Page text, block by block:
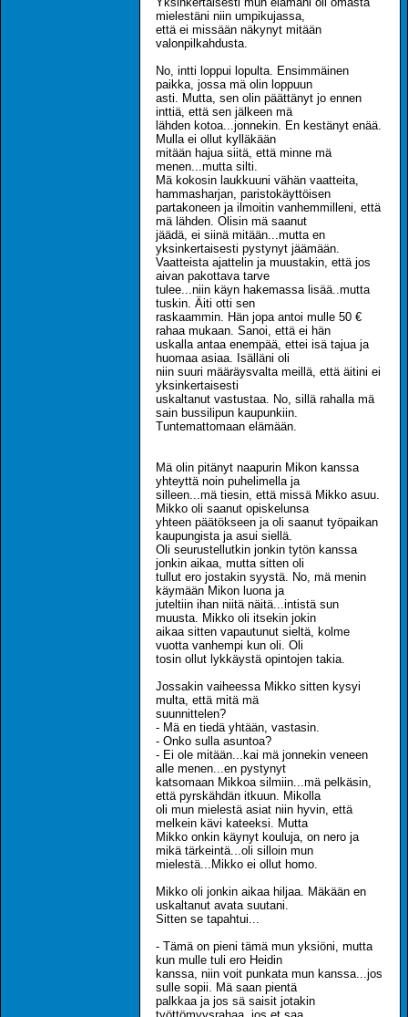
mielestäni niin umpikujassa,
että ei missään näkynyt mitään
valonpilkahdusta.
No, intti loppui lopulta. Ensimmäinen
paikka, jossa mä olin loppuun
asti. Mutta, sen olin päättänyt jo ennen
inttiä, että sen jälkeen mä
lähden kotoa...jonnekin. En kestänyt enää.
Mulla ei ollut kylläkään
mitään hajua siitä, että minne mä
menen...mutta silti.
Mä kokosin laukkuuni vähän vaatteita,
hammasharjan, paristokäyttöisen
partakoneen ja ilmoitin vanhemmilleni, että
mä lähden. Olisin mä saanut
jäädä, ei siinä mitään...mutta en
yksinkertaisesti pystynyt jäämään.
Vaatteista ajattelin ja muustakin, että jos
aivan pakottava tarve
tulee...niin käyn hakemassa lisää..mutta
tuskin. Äiti otti sen
raskaammin. Hän jopa antoi mulle 50 €
rahaa mukaan. Sanoi, että ei hän
uskalla antaa enempää, ettei isä tajua ja
huomaa asiaa. Isälläni oli
niin suuri määräysvalta meillä, että äitini ei
yksinkertaisesti
uskaltanut vastustaa. No, sillä rahalla mä
sain bussilipun kaupunkiin.
Tuntemattomaan elämään.
Mä olin pitänyt naapurin Mikon kanssa
yhteyttä noin puhelimella ja
silleen...mä tiesin, että missä Mikko asuu.
Mikko oli saanut opiskelunsa
yhteen päätökseen ja oli saanut työpaikan
kaupungista ja asui siellä.
Oli seurustellutkin jonkin tytön kanssa
jonkin aikaa, mutta sitten oli
tullut ero jostakin syystä. No, mä menin
käymään Mikon luona ja
juteltiin ihan niitä näitä...intistä sun
muusta. Mikko oli itsekin jokin
aikaa sitten vapautunut sieltä, kolme
vuotta vanhempi kun oli. Oli
tosin ollut lykkäystä opintojen takia.
Jossakin vaiheessa Mikko sitten kysyi
multa, että mitä mä
suunnittelen?
- Mä en tiedä yhtään, vastasin.
- Onko sulla asuntoa?
- Ei ole mitään...kai mä jonnekin veneen
alle menen...en pystynyt
katsomaan Mikkoa silmiin...mä pelkäsin,
että pyrskähdän itkuun. Mikolla
oli mun mielestä asiat niin hyvin, että
melkein kävi kateeksi. Mutta
Mikko onkin käynyt kouluja, on nero ja
mikä tärkeintä...oli silloin mun
mielestä...Mikko ei ollut homo.
Mikko oli jonkin aikaa hiljaa. Mäkään en
uskaltanut avata suutani.
Sitten se tapahtui...
- Tämä on pieni tämä mun yksiöni, mutta
kun mulle tuli ero Heidin
kanssa, niin voit punkata mun kanssa...jos
sulle sopii. Mä saan pientä
palkkaa ja jos sä saisit jotakin